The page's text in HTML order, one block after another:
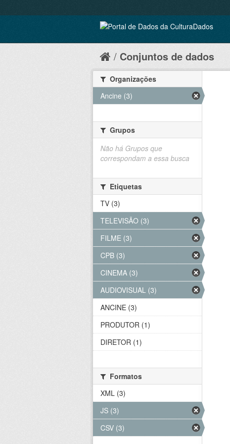
Conjuntos de dados
Organizações
Ancine (3)
Grupos
Não há Grupos que
correspondam a essa busca
Etiquetas
TV (3)
TELEVISÃO (3)
FILME (3)
CPB (3)
CINEMA (3)
AUDIOVISUAL (3)
ANCINE (3)
PRODUTOR (1)
DIRETOR (1)
Formatos
XML (3)
JS (3)
CSV (3)